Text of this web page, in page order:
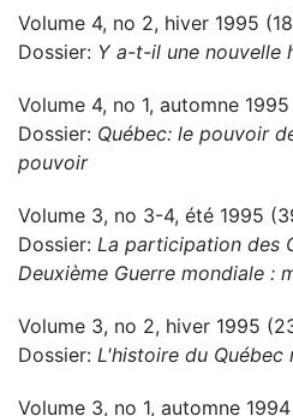
Volume 4, no 2, hiver 1995
Dossier: Y a-t-il une nouvelle
Volume 4, no 1, automne 1995
Dossier: Québec: le pouvoir
pouvoir
Volume 3, no 3-4, été 1995
Dossier: La participation des
Deuxième Guerre mondiale :
Volume 3, no 2, hiver 1995
Dossier: L'histoire du Québec
Volume 3, no 1, automne